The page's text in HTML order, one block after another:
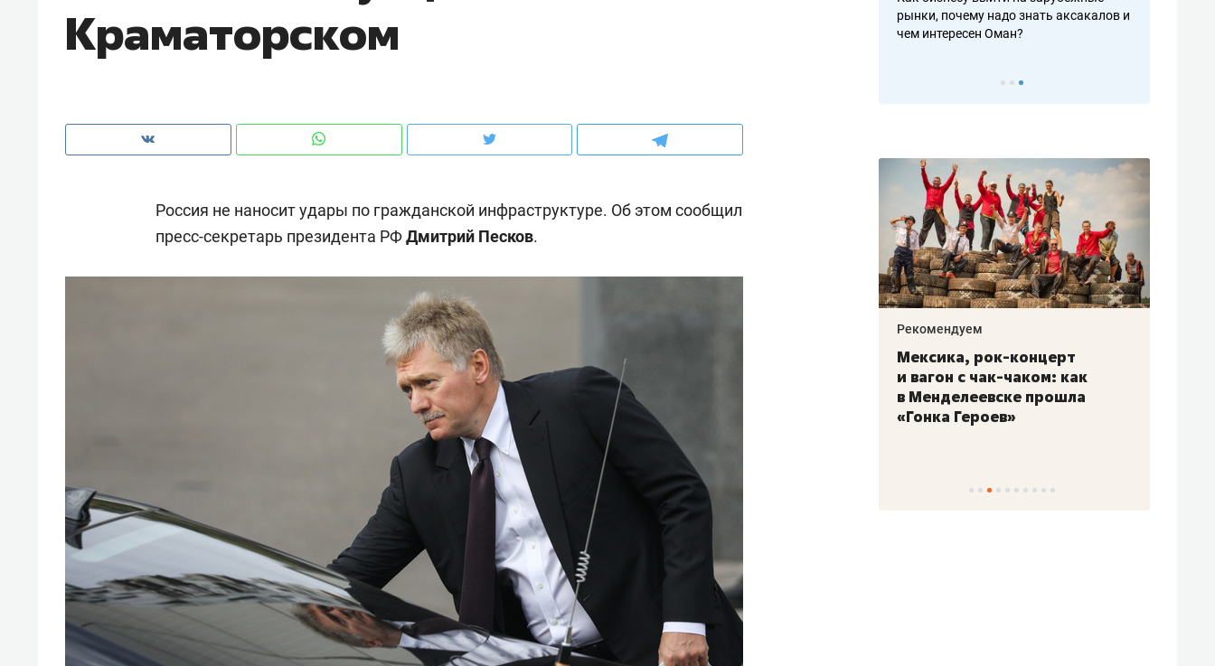
Краматорском
Россия не наносит удары по гражданской инфраструктуре. Об этом сообщил
пресс-секретарь президента РФДмитрий Песков.
чем интересен Оман?
рынки, почему надо знать аксакалов и
чем интересен Оман?
Рекомендуем
150 камер до квартиры и Face
ID вместо ключа: какой будет
безопасность в ЖК «Нова»
Опыт выживания в дикой
с ментальным и физическим
состоянием как основа
антихрупких команд
Рекомендуем
Мексика, рок-концерт
и вагон с чак-чаком: как
в Менделеевске прошла
«Гонка Героев»